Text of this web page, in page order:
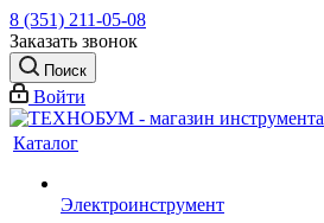
8 (351) 211-05-08
Заказать звонок
Поиск
Войти
Каталог
Электроинструмент